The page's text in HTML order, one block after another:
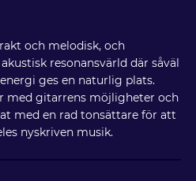
och melodisk, och
resonansvärld där såväl
ges en naturlig plats.
med gitarrens möjligheter och
med en rad tonsättare för att
nyskriven musik.